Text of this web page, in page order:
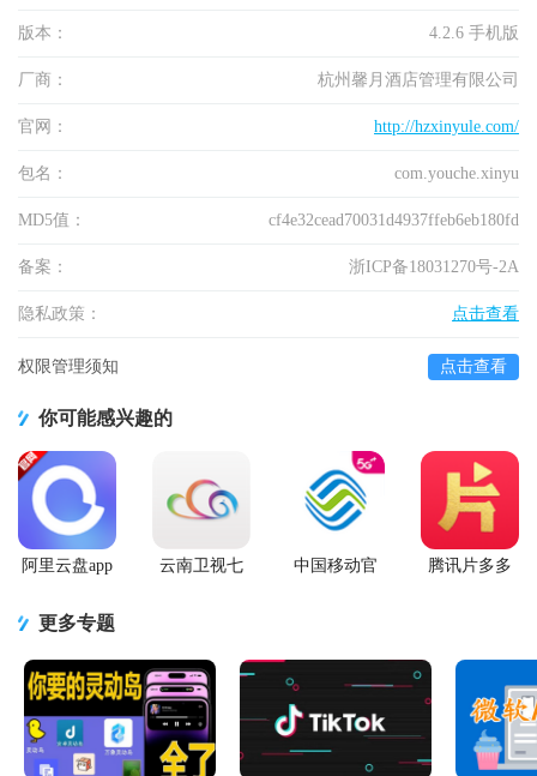
版本： 4.2.6 手机版
厂商： 杭州馨月酒店管理有限公司
官网： http://hzxinyule.com/
包名： com.youche.xinyu
MD5值： cf4e32cead70031d4937ffeb6eb180fd
备案： 浙ICP备18031270号-2A
隐私政策： 点击查看
权限管理须知 点击查看
你可能感兴趣的
阿里云盘app
云南卫视七
中国移动官
腾讯片多多
更多专题